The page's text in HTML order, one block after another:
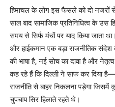
हिमाचल के लोग इस फैसले को दो
साल बाद सामाजिक प्रतिनिधित्व के उस
समय से सिर्फ मंचों पर याद किया जाता
और हाईकमान एक बड़ा राजनीतिक
की भाषा है, नई सोच का दावा है और
कह रहे हैं कि दिल्ली ने साफ कर दिया
राजनीति से बाहर निकलना पड़ेगा
चुपचाप सिर हिलाते रहते थे।